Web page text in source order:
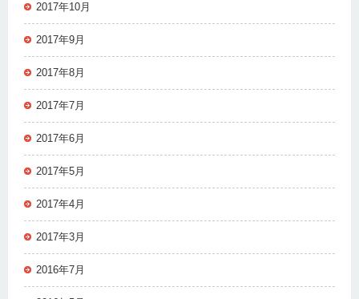
2017年10月
2017年9月
2017年8月
2017年7月
2017年6月
2017年5月
2017年4月
2017年3月
2016年7月